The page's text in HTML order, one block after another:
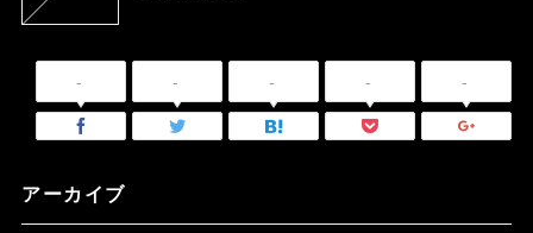
- - - - -
アーカイブ